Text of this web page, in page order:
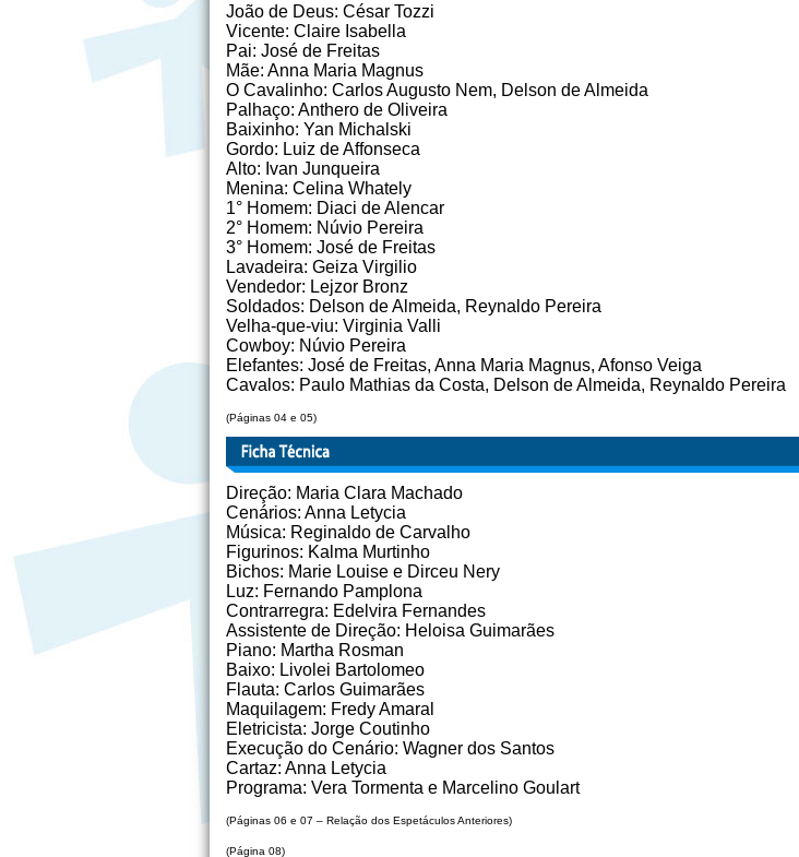
João de Deus: César Tozzi
Vicente: Claire Isabella
Pai: José de Freitas
Mãe: Anna Maria Magnus
O Cavalinho: Carlos Augusto Nem, Delson de Almeida
Palhaço: Anthero de Oliveira
Baixinho: Yan Michalski
Gordo: Luiz de Affonseca
Alto: Ivan Junqueira
Menina: Celina Whately
1° Homem: Diaci de Alencar
2° Homem: Núvio Pereira
3° Homem: José de Freitas
Lavadeira: Geiza Virgilio
Vendedor: Lejzor Bronz
Soldados: Delson de Almeida, Reynaldo Pereira
Velha-que-viu: Virginia Valli
Cowboy: Núvio Pereira
Elefantes: José de Freitas, Anna Maria Magnus, Afonso Veiga
Cavalos: Paulo Mathias da Costa, Delson de Almeida, Reynaldo Pereira
(Páginas 04 e 05)
Direção: Maria Clara Machado
Cenários: Anna Letycia
Música: Reginaldo de Carvalho
Figurinos: Kalma Murtinho
Bichos: Marie Louise e Dirceu Nery
Luz: Fernando Pamplona
Contrarregra: Edelvira Fernandes
Assistente de Direção: Heloisa Guimarães
Piano: Martha Rosman
Baixo: Livolei Bartolomeo
Flauta: Carlos Guimarães
Maquilagem: Fredy Amaral
Eletricista: Jorge Coutinho
Execução do Cenário: Wagner dos Santos
Cartaz: Anna Letycia
Programa: Vera Tormenta e Marcelino Goulart
(Páginas 06 e 07 – Relação dos Espetáculos Anteriores)
(Página 08)